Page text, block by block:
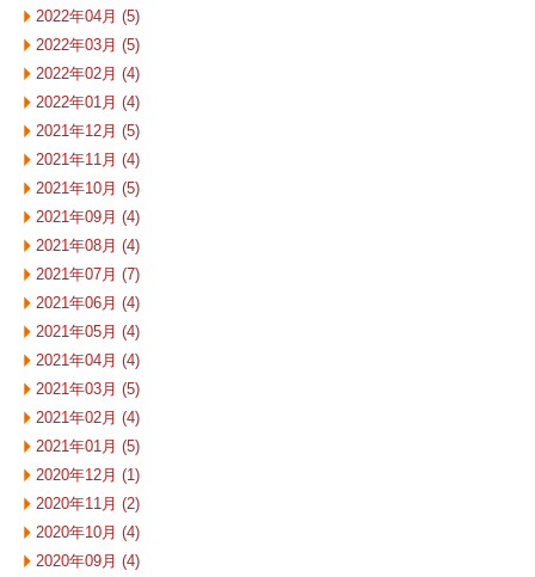
2022年04月 (5)
2022年03月 (5)
2022年02月 (4)
2022年01月 (4)
2021年12月 (5)
2021年11月 (4)
2021年10月 (5)
2021年09月 (4)
2021年08月 (4)
2021年07月 (7)
2021年06月 (4)
2021年05月 (4)
2021年04月 (4)
2021年03月 (5)
2021年02月 (4)
2021年01月 (5)
2020年12月 (1)
2020年11月 (2)
2020年10月 (4)
2020年09月 (4)